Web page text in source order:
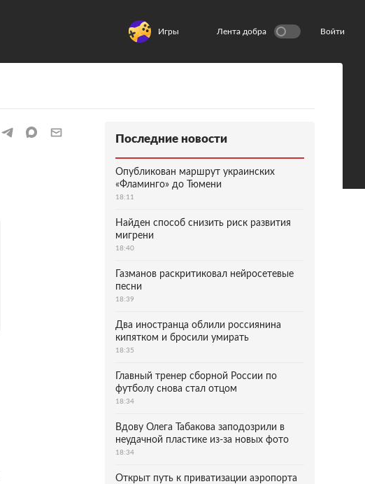
Игры Лента добра Войти
Последние новости
Опубликован маршрут украинских
«Фламинго» до Тюмени
18:11
Найден способ снизить риск развития
мигрени
18:40
Газманов раскритиковал нейросетевые
песни
18:39
Два иностранца облили россиянина
кипятком и бросили умирать
18:35
Главный тренер сборной России по
футболу снова стал отцом
18:34
Вдову Олега Табакова заподозрили в
неудачной пластике из-за новых фото
18:34
Открыт путь к приватизации аэропорта